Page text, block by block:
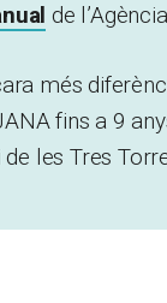
de
més
fins a 9
les Tres